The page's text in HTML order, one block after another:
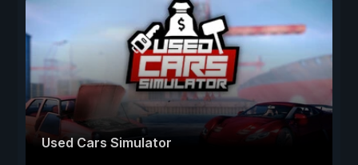
Used Cars Simulator